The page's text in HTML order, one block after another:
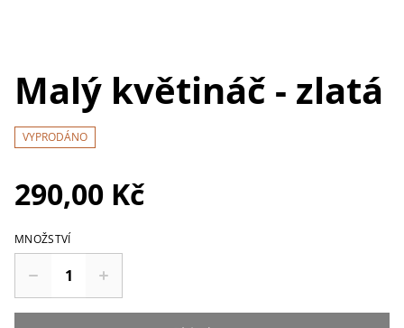
Malý květináč - zlatá
VYPRODÁNO
290,00 Kč
MNOŽSTVÍ